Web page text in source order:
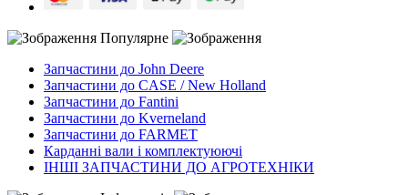
Популярне
Запчастини до John Deere
Запчастини до CASE / New Holland
Запчастини до Fantini
Запчастини до Kverneland
Запчастини до FARMET
Карданні вали і комплектуюючі
ІНШІ ЗАПЧАСТИНИ ДО АГРОТЕХНІКИ